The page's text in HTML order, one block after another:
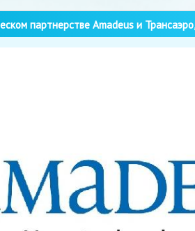
партнерстве Amadeus и